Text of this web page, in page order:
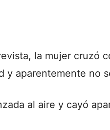
la mujer cruzó
y aparentemente no
al aire y cayó